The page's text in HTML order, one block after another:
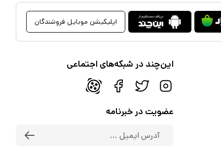
اپلیکیشن موبایل فروشندگان
این‌چند در شبکه‌های اجتماعی
عضویت در خبرنامه